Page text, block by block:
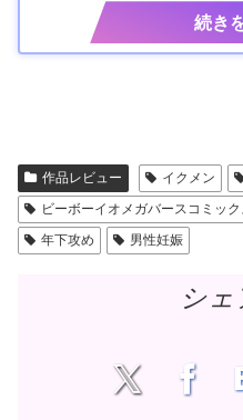
作品レビュー イクメン
ビーボーイオメガバースコミック
年下攻め
男性妊娠
シ